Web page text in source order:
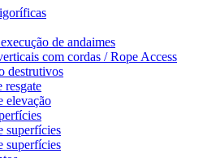
de andaimes
com cordas / Rope Access
destrutivos
resgate
elevação
superfícies
superfícies